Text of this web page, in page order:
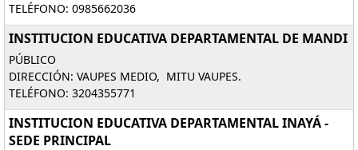
TELÉFONO: 0985662036
INSTITUCION EDUCATIVA DEPARTAMENTAL DE MANDI
PÚBLICO
DIRECCIÓN: VAUPES MEDIO, MITU VAUPES.
TELÉFONO: 3204355771
INSTITUCION EDUCATIVA DEPARTAMENTAL INAYÁ -
SEDE PRINCIPAL